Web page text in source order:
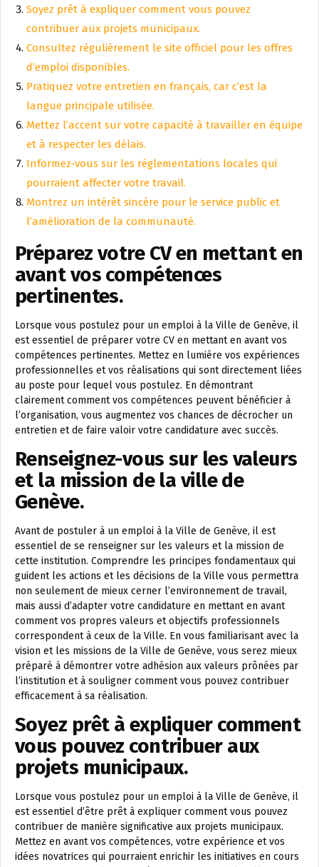
Soyez prêt à expliquer comment vous pouvez
contribuer aux projets municipaux.
Consultez régulièrement le site officiel pour les offres
d’emploi disponibles.
Pratiquez votre entretien en français, car c’est la
langue principale utilisée.
Mettez l’accent sur votre capacité à travailler en équipe
et à respecter les délais.
Informez-vous sur les réglementations locales qui
pourraient affecter votre travail.
Montrez un intérêt sincère pour le service public et
l’amélioration de la communauté.
Préparez votre CV en mettant en
avant vos compétences
pertinentes.
Lorsque vous postulez pour un emploi à la Ville de Genève, il
est essentiel de préparer votre CV en mettant en avant vos
compétences pertinentes. Mettez en lumière vos expériences
professionnelles et vos réalisations qui sont directement liées
au poste pour lequel vous postulez. En démontrant
clairement comment vos compétences peuvent bénéficier à
l’organisation, vous augmentez vos chances de décrocher un
entretien et de faire valoir votre candidature avec succès.
Renseignez-vous sur les valeurs
et la mission de la ville de
Genève.
Avant de postuler à un emploi à la Ville de Genève, il est
essentiel de se renseigner sur les valeurs et la mission de
cette institution. Comprendre les principes fondamentaux qui
guident les actions et les décisions de la Ville vous permettra
non seulement de mieux cerner l’environnement de travail,
mais aussi d’adapter votre candidature en mettant en avant
comment vos propres valeurs et objectifs professionnels
correspondent à ceux de la Ville. En vous familiarisant avec la
vision et les missions de la Ville de Genève, vous serez mieux
préparé à démontrer votre adhésion aux valeurs prônées par
l’institution et à souligner comment vous pouvez contribuer
efficacement à sa réalisation.
Soyez prêt à expliquer comment
vous pouvez contribuer aux
projets municipaux.
Lorsque vous postulez pour un emploi à la Ville de Genève, il
est essentiel d’être prêt à expliquer comment vous pouvez
contribuer de manière significative aux projets municipaux.
Mettez en avant vos compétences, votre expérience et vos
idées novatrices qui pourraient enrichir les initiatives en cours